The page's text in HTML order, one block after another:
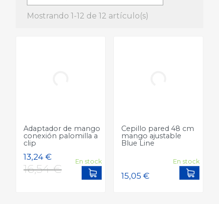
Mostrando 1-12 de 12 artículo(s)
Adaptador de mango
conexión palomilla a
clip
En stock
Add to cart
Cepillo pared 48 cm
mango ajustable
Blue Line
En stock
Add